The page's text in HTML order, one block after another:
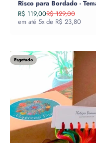
Risco para Bordado -
Preço promocional
R$ 119,00Preço normal
R$ 129,00
em até 5x de R$ 23,80
Esgotado